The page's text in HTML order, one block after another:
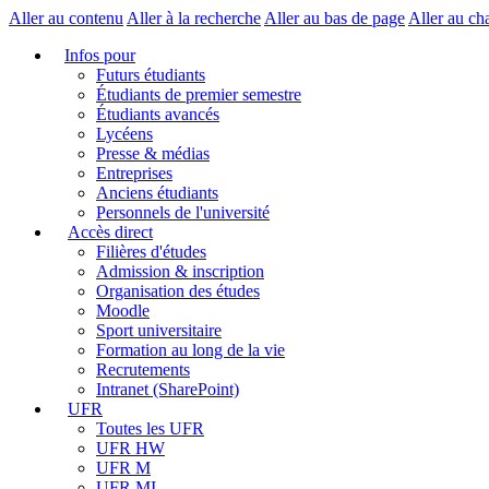
Aller au contenu Aller à la recherche Aller au bas de page Aller au
Infos pour
Futurs étudiants
Étudiants de premier semestre
Étudiants avancés
Lycéens
Presse & médias
Entreprises
Anciens étudiants
Personnels de l'université
Accès direct
Filières d'études
Admission & inscription
Organisation des études
Moodle
Sport universitaire
Formation au long de la vie
Recrutements
Intranet (SharePoint)
UFR
Toutes les UFR
UFR HW
UFR M